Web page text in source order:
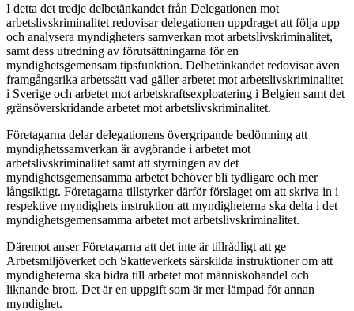
I detta det tredje delbetänkandet från Delegationen mot
arbetslivskriminalitet redovisar delegationen uppdraget att följa upp
och analysera myndigheters samverkan mot arbetslivskriminalitet,
samt dess utredning av förutsättningarna för en
myndighetsgemensam tipsfunktion. Delbetänkandet redovisar även
framgångsrika arbetssätt vad gäller arbetet mot arbetslivskriminalitet
i Sverige och arbetet mot arbetskraftsexploatering i Belgien samt det
gränsöverskridande arbetet mot arbetslivskriminalitet.
Företagarna delar delegationens övergripande bedömning att
myndighetssamverkan är avgörande i arbetet mot
arbetslivskriminalitet samt att styrningen av det
myndighetsgemensamma arbetet behöver bli tydligare och mer
långsiktigt. Företagarna tillstyrker därför förslaget om att skriva in i
respektive myndighets instruktion att myndigheterna ska delta i det
myndighetsgemensamma arbetet mot arbetslivskriminalitet.
Däremot anser Företagarna att det inte är tillrådligt att ge
Arbetsmiljöverket och Skatteverkets särskilda instruktioner om att
myndigheterna ska bidra till arbetet mot människohandel och
liknande brott. Det är en uppgift som är mer lämpad för annan
myndighet.